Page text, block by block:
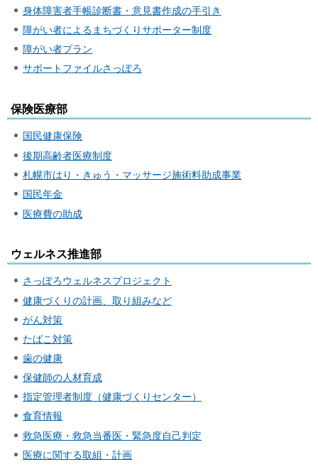
身体障害者手帳診断書・意見書作成の手引き
障がい者によるまちづくりサポーター制度
障がい者プラン
サポートファイルさっぽろ
保険医療部
国民健康保険
後期高齢者医療制度
札幌市はり・きゅう・マッサージ施術料助成事業
国民年金
医療費の助成
ウェルネス推進部
さっぽろウェルネスプロジェクト
健康づくりの計画、取り組みなど
がん対策
たばこ対策
歯の健康
保健師の人材育成
指定管理者制度（健康づくりセンター）
食育情報
救急医療・救急当番医・緊急度自己判定
医療に関する取組・計画